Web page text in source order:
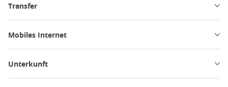
Transfer
Mobiles Internet
Unterkunft